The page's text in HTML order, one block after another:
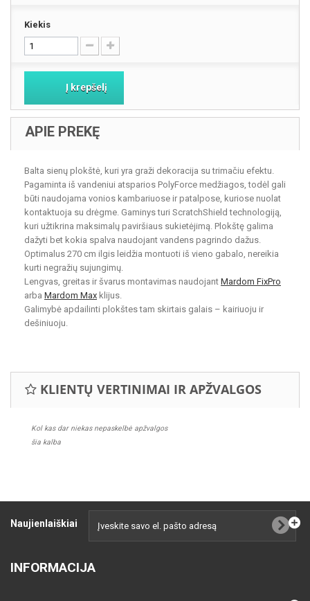
Kiekis
Į krepšelį
APIE PREKĘ
Balta sienų plokštė, kuri yra graži dekoracija su trimačiu efektu.
Pagaminta iš vandeniui atsparios PolyForce medžiagos, todėl gali
būti naudojama vonios kambariuose ir patalpose, kuriose nuolat
kontaktuoja su drėgme. Gaminys turi ScratchShield technologiją,
kuri užtikrina maksimalų paviršiaus sukietėjimą. Plokštę galima
dažyti bet kokia spalva naudojant vandens pagrindo dažus.
Optimalus 270 cm ilgis leidžia montuoti iš vieno gabalo, nereikia
kurti negražių sujungimų.
Lengvas, greitas ir švarus montavimas naudojant Mardom FixPro
arba Mardom Max klijus.
Galimybė apdailinti plokštes tam skirtais galais – kairiuoju ir
dešiniuoju.
KLIENTŲ VERTINIMAI IR APŽVALGOS
Kol kas dar niekas nepaskelbė apžvalgos
šia kalba
Naujienlaiškiai
INFORMACIJA